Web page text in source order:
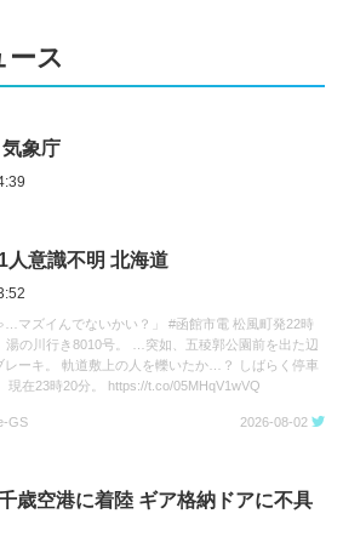
ース
象庁
人意識不明 北海道
…マズイんでないかい？」 #函館市電 松風町発22時
湯の川行き8010号。 …突如、五稜郭公園前を出た辺
レーキ。 軌道敷上の人を轢いたか…？ しばらく停車
現在23時20分。 https://t.co/05MHqV1wVQ
2026-08-02
歳空港に着陸 ギア格納ドアに不具